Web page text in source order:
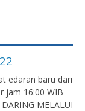
edaran baru dari
jam 16:00 WIB
MELALUI